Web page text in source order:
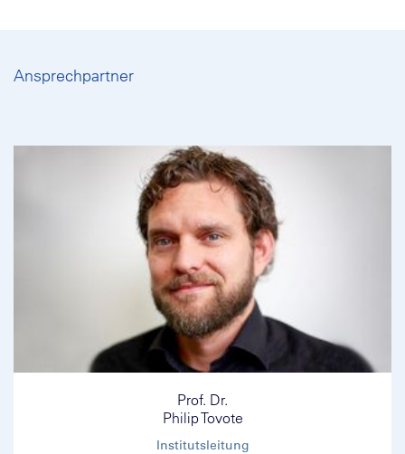
Ansprechpartner
Prof. Dr.
Philip Tovote
Institutsleitung